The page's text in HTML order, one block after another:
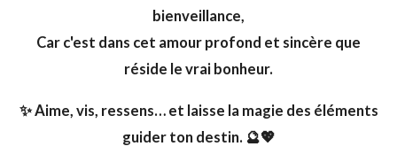
bienveillance,
Car c'est dans cet amour profond et sincère que
réside le vrai bonheur.
✨ Aime, vis, ressens… et laisse la magie des éléments
guider ton destin. 🔮💖